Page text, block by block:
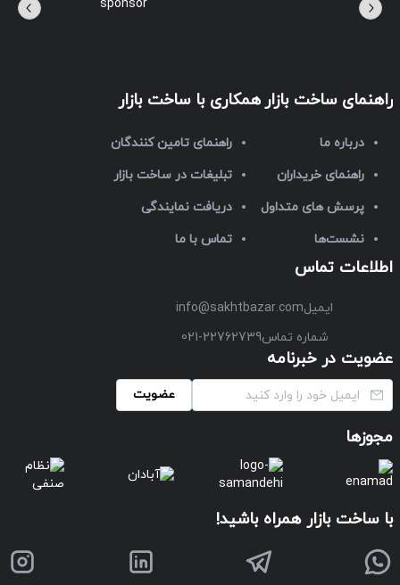
راهنمای ساخت بازار
درباره ما
راهنمای خریداران
پرسش های متداول
نشست‌ها
همکاری با ساخت بازار
راهنمای تامین کنندگان
تبلیغات در ساخت بازار
دریافت نمایندگی
تماس با ما
اطلاعات تماس
ایمیلinfo@sakhtbazar.com
شماره تماس021-22762739
عضویت در خبرنامه
عضویت
مجوزها
با ساخت بازار همراه باشید!